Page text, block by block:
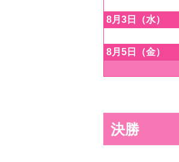
8月3日（水）
8月5日（金）
決勝